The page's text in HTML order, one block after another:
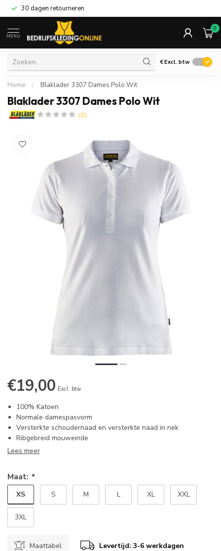
30 dagen retourneren
MENU
0
€Excl. btw
Home / Blaklader 3307 Dames Polo Wit
Blaklader 3307 Dames Polo Wit
(0)
€19,00 Excl. btw
100% Katoen
Normale damespasvorm
Versterkte schoudernaad en versterkte naad in nek
Ribgebreid mouweinde
Lees meer
Maat: *
XS S M L XL XXL
3XL
Maattabel Levertijd: 3-6 werkdagen